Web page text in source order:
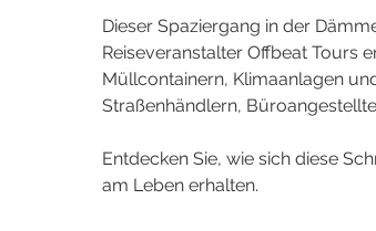
Dieser Spaziergang in der
Reiseveranstalter Offbeat Tours
Müllcontainern, Klimaanlagen
Straßenhändlern,
Entdecken Sie, wie sich diese
am Leben erhalten.